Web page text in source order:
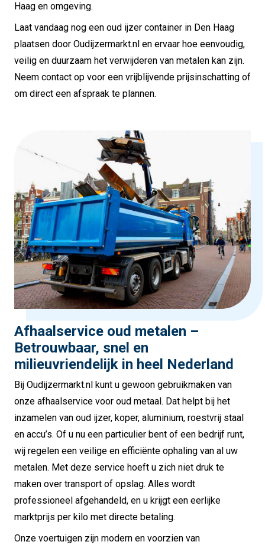
Haag en omgeving.
Laat vandaag nog een oud ijzer container in Den Haag
plaatsen door Oudijzermarkt.nl en ervaar hoe eenvoudig,
veilig en duurzaam het verwijderen van metalen kan zijn.
Neem contact op voor een vrijblijvende prijsinschatting of
om direct een afspraak te plannen.
Afhaalservice oud metalen –
Betrouwbaar, snel en
milieuvriendelijk in heel Nederland
Bij Oudijzermarkt.nl kunt u gewoon gebruikmaken van
onze afhaalservice voor oud metaal. Dat helpt bij het
inzamelen van oud ijzer, koper, aluminium, roestvrij staal
en accu’s. Of u nu een particulier bent of een bedrijf runt,
wij regelen een veilige en efficiënte ophaling van al uw
metalen. Met deze service hoeft u zich niet druk te
maken over transport of opslag. Alles wordt
professioneel afgehandeld, en u krijgt een eerlijke
marktprijs per kilo met directe betaling.
Onze voertuigen zijn modern en voorzien van